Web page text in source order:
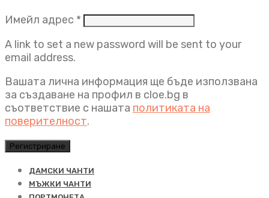
Имейл адрес * Задължително
A link to set a new password will be sent to your
email address.
Вашата лична информация ще бъде използвана
за създаване на профил в cloe.bg в
съответствие с нашата политиката на
поверителност.
Регистриране
ДАМСКИ ЧАНТИ
МЪЖКИ ЧАНТИ